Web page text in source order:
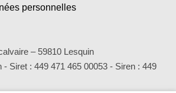
personnelles
– 59810 Lesquin
- Siret : 449 471 465 00053 - Siren : 449